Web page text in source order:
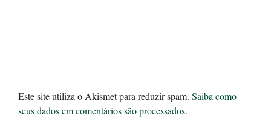
Este site utiliza o Akismet para reduzir spam. Saiba como
seus dados em comentários são processados.